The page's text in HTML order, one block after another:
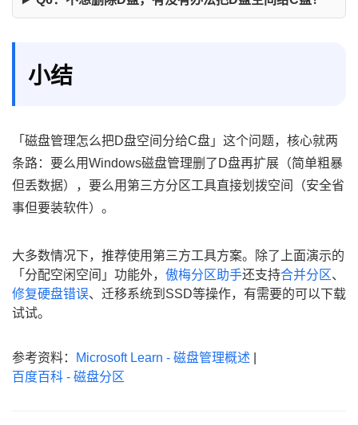
小结
「磁盘管理怎么把D盘空间分给C盘」这个问题，核心就两
条路：要么用Windows磁盘管理删了D盘再扩展（简单粗暴
但丢数据），要么用第三方分区工具直接划拨空间（安全省
事但要装软件）。
大多数情况下，推荐使用第三方工具方案。除了上面演示的
「分配空闲空间」功能外， 傲梅分区助手还支持合并分区、
修复硬盘错误、迁移系统到SSD等操作，有需要的可以下载
试试。
参考资料： Microsoft Learn - 磁盘管理概述
百度百科 - 磁盘分区